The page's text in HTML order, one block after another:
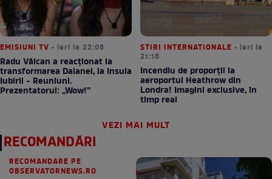
EMISIUNI TV • ieri la 22:06
Radu Vâlcan a reacționat la
transformarea Daianei, la Insula
Iubirii - Reuniuni.
Prezentatorul: „Wow!”
STIRI INTERNATIONALE • ieri la
21:16
Incendiu de proporții la
aeroportul Heathrow din
Londra! Imagini exclusive, în
timp real
VEZI MAI MULT
RECOMANDĂRI
RECOMANDARE PE
OBSERVATORNEWS.RO